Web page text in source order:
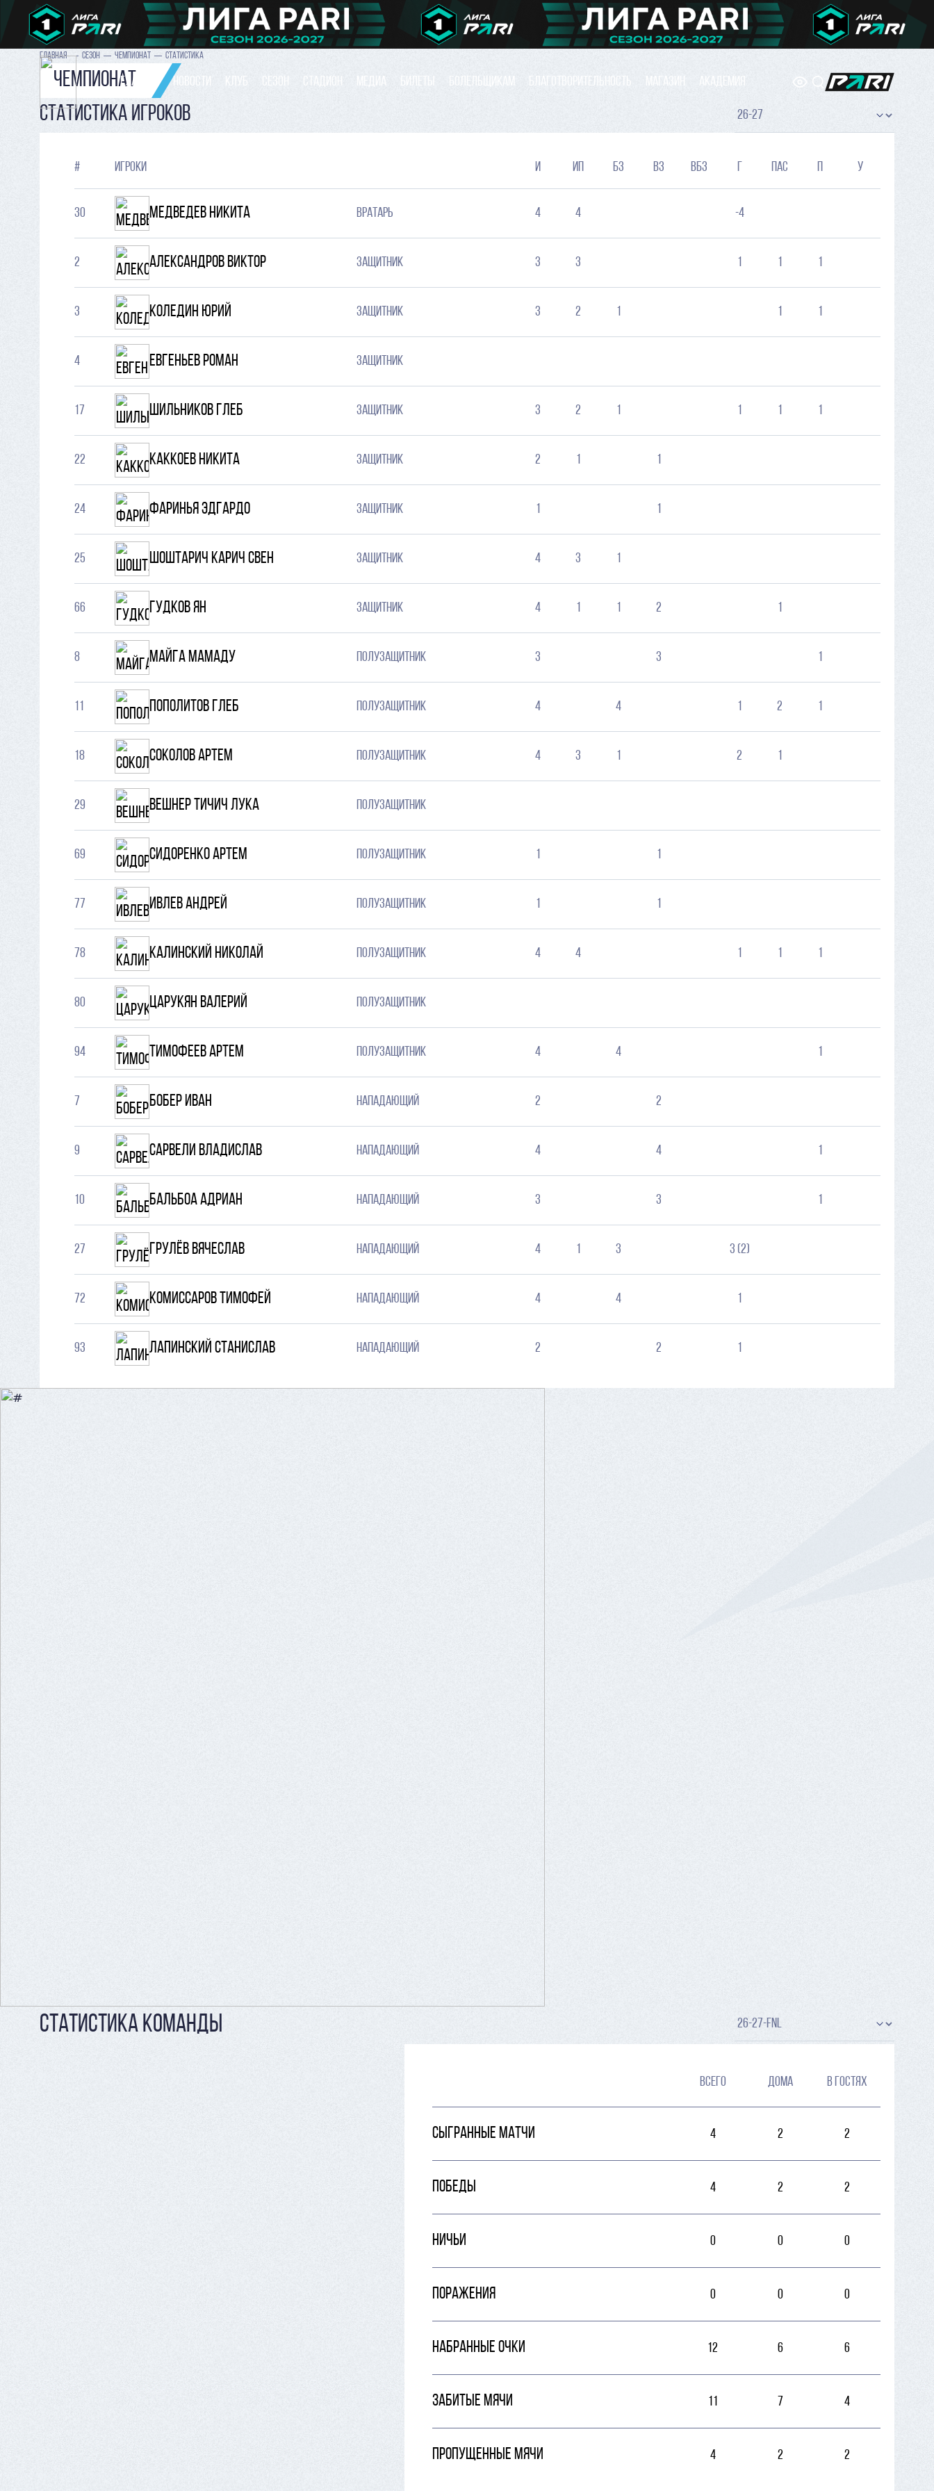
ГЛАВНАЯ НОВОСТИ КЛУБ СЕЗОН СТАДИОН МЕДИА БИЛЕТЫ БОЛЕЛЬЩИКАМ БЛАГОТВОРИТЕЛЬНОСТЬ МАГАЗИН АКАДЕМИЯ
ГЛАВНАЯ СЕЗОН ЧЕМПИОНАТ СТАТИСТИКА
Чемпионат
СТАТИСТИКА ИГРОКОВ
# игроки и ип бз вз вбз г ПАС п у
30 Медведев Никита Вратарь 4 4 -4
2 Александров Виктор Защитник 3 3 1 1 1
3 Коледин Юрий Защитник 3 2 1 1 1
4 Евгеньев Роман Защитник
17 Шильников Глеб Защитник 3 2 1 1 1 1
22 Каккоев Никита Защитник 2 1 1
24 Фаринья Эдгардо Защитник 1 1
25 Шоштарич Карич Свен Защитник 4 3 1
66 Гудков Ян Защитник 4 1 1 2 1
8 Майга Мамаду Полузащитник 3 3 1
11 Пополитов Глеб Полузащитник 4 4 1 2 1
18 Соколов Артем Полузащитник 4 3 1 2 1
29 Вешнер Тичич Лука Полузащитник
69 Сидоренко Артем Полузащитник 1 1
77 Ивлев Андрей Полузащитник 1 1
78 Калинский Николай Полузащитник 4 4 1 1 1
80 Царукян Валерий Полузащитник
94 Тимофеев Артем Полузащитник 4 4 1
7 Бобер Иван Нападающий 2 2
9 Сарвели Владислав Нападающий 4 4 1
10 Бальбоа Адриан нападающий 3 3 1
27 Грулёв Вячеслав Нападающий 4 1 3 3 (2)
72 Комиссаров Тимофей Нападающий 4 4 1
93 Лапинский Станислав Нападающий 2 2 1
СТАТИСТИКА КОМАНДЫ
ВСЕГО ДОМА В ГОСТЯХ
СЫГРАННЫЕ МАТЧИ 4 2 2
ПОБЕДЫ 4 2 2
НИЧЬИ 0 0 0
ПОРАЖЕНИЯ 0 0 0
НАБРАННЫЕ ОЧКИ 12 6 6
ЗАБИТЫЕ МЯЧИ 11 7 4
ПРОПУЩЕННЫЕ МЯЧИ 4 2 2